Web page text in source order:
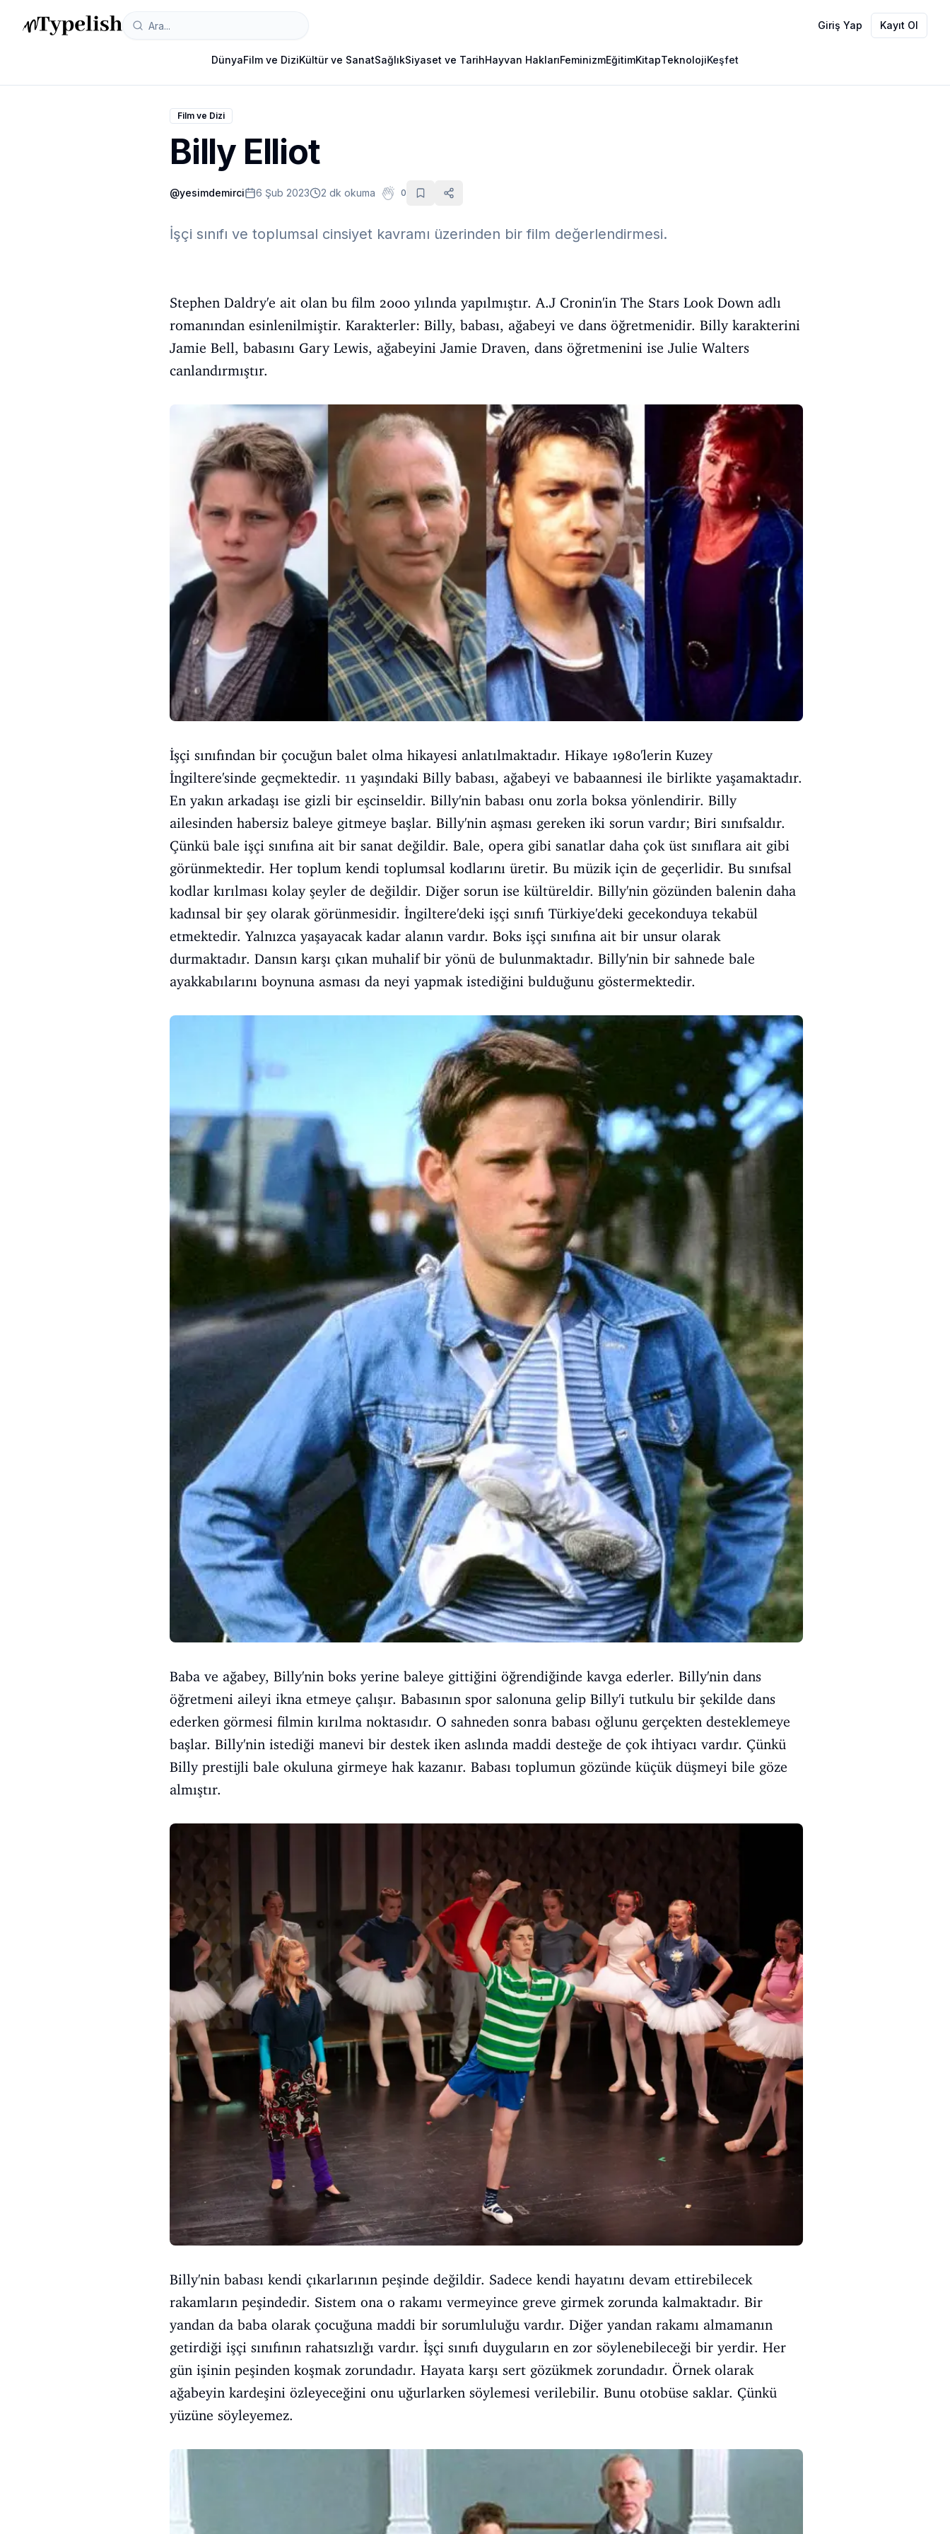
Giriş Yap Kayıt Ol
DünyaFilm ve DiziKültür ve SanatSağlıkSiyaset ve TarihHayvan HaklarıFeminizmEğitimKitapTeknolojiKeşfet
Film ve Dizi
Billy Elliot
@yesimdemirci 6 Şub 2023 2 dk okuma 0
İşçi sınıfı ve toplumsal cinsiyet kavramı üzerinden bir film değerlendirmesi.
Stephen Daldry'e ait olan bu film 2000 yılında yapılmıştır. A.J Cronin'in The Stars Look Down adlı
romanından esinlenilmiştir. Karakterler: Billy, babası, ağabeyi ve dans öğretmenidir. Billy karakterini
Jamie Bell, babasını Gary Lewis, ağabeyini Jamie Draven, dans öğretmenini ise Julie Walters
canlandırmıştır.
İşçi sınıfından bir çocuğun balet olma hikayesi anlatılmaktadır. Hikaye 1980'lerin Kuzey
İngiltere'sinde geçmektedir. 11 yaşındaki Billy babası, ağabeyi ve babaannesi ile birlikte yaşamaktadır.
En yakın arkadaşı ise gizli bir eşcinseldir. Billy'nin babası onu zorla boksa yönlendirir. Billy
ailesinden habersiz baleye gitmeye başlar. Billy'nin aşması gereken iki sorun vardır; Biri sınıfsaldır.
Çünkü bale işçi sınıfına ait bir sanat değildir. Bale, opera gibi sanatlar daha çok üst sınıflara ait gibi
görünmektedir. Her toplum kendi toplumsal kodlarını üretir. Bu müzik için de geçerlidir. Bu sınıfsal
kodlar kırılması kolay şeyler de değildir. Diğer sorun ise kültüreldir. Billy'nin gözünden balenin daha
kadınsal bir şey olarak görünmesidir. İngiltere'deki işçi sınıfı Türkiye'deki gecekonduya tekabül
etmektedir. Yalnızca yaşayacak kadar alanın vardır. Boks işçi sınıfına ait bir unsur olarak
durmaktadır. Dansın karşı çıkan muhalif bir yönü de bulunmaktadır. Billy'nin bir sahnede bale
ayakkabılarını boynuna asması da neyi yapmak istediğini bulduğunu göstermektedir.
Baba ve ağabey, Billy'nin boks yerine baleye gittiğini öğrendiğinde kavga ederler. Billy'nin dans
öğretmeni aileyi ikna etmeye çalışır. Babasının spor salonuna gelip Billy'i tutkulu bir şekilde dans
ederken görmesi filmin kırılma noktasıdır. O sahneden sonra babası oğlunu gerçekten desteklemeye
başlar. Billy'nin istediği manevi bir destek iken aslında maddi desteğe de çok ihtiyacı vardır. Çünkü
Billy prestijli bale okuluna girmeye hak kazanır. Babası toplumun gözünde küçük düşmeyi bile göze
almıştır.
Billy'nin babası kendi çıkarlarının peşinde değildir. Sadece kendi hayatını devam ettirebilecek
rakamların peşindedir. Sistem ona o rakamı vermeyince greve girmek zorunda kalmaktadır. Bir
yandan da baba olarak çocuğuna maddi bir sorumluluğu vardır. Diğer yandan rakamı almamanın
getirdiği işçi sınıfının rahatsızlığı vardır. İşçi sınıfı duyguların en zor söylenebileceği bir yerdir. Her
gün işinin peşinden koşmak zorundadır. Hayata karşı sert gözükmek zorundadır. Örnek olarak
ağabeyin kardeşini özleyeceğini onu uğurlarken söylemesi verilebilir. Bunu otobüse saklar. Çünkü
yüzüne söyleyemez.